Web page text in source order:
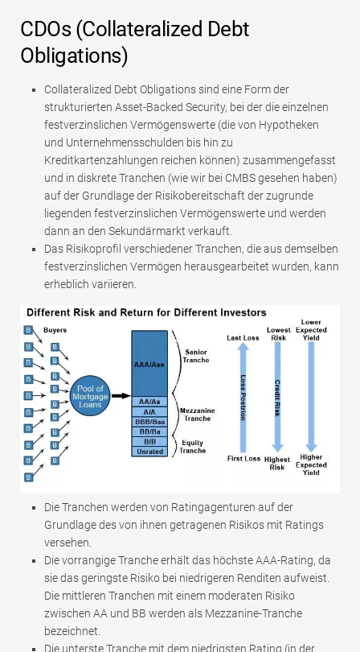
CDOs (Collateralized Debt
Obligations)
Collateralized Debt Obligations sind eine Form der
strukturierten Asset-Backed Security, bei der die einzelnen
festverzinslichen Vermögenswerte (die von Hypotheken
und Unternehmensschulden bis hin zu
Kreditkartenzahlungen reichen können) zusammengefasst
und in diskrete Tranchen (wie wir bei CMBS gesehen haben)
auf der Grundlage der Risikobereitschaft der zugrunde
liegenden festverzinslichen Vermögenswerte und werden
dann an den Sekundärmarkt verkauft.
Das Risikoprofil verschiedener Tranchen, die aus demselben
festverzinslichen Vermögen herausgearbeitet wurden, kann
erheblich variieren.
Die Tranchen werden von Ratingagenturen auf der
Grundlage des von ihnen getragenen Risikos mit Ratings
versehen.
Die vorrangige Tranche erhält das höchste AAA-Rating, da
sie das geringste Risiko bei niedrigeren Renditen aufweist.
Die mittleren Tranchen mit einem moderaten Risiko
zwischen AA und BB werden als Mezzanine-Tranche
bezeichnet.
Die unterste Tranche mit dem niedrigsten Rating (in der